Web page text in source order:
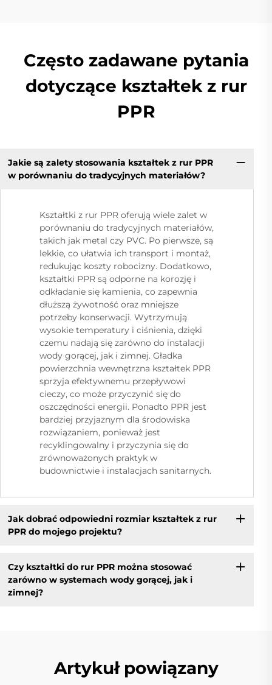
Często zadawane pytania
dotyczące kształtek z rur
PPR
Jakie są zalety stosowania kształtek z rur PPR
w porównaniu do tradycyjnych materiałów?
Kształtki z rur PPR oferują wiele zalet w
porównaniu do tradycyjnych materiałów,
takich jak metal czy PVC. Po pierwsze, są
lekkie, co ułatwia ich transport i montaż,
redukując koszty robocizny. Dodatkowo,
kształtki PPR są odporne na korozję i
odkładanie się kamienia, co zapewnia
dłuższą żywotność oraz mniejsze
potrzeby konserwacji. Wytrzymują
wysokie temperatury i ciśnienia, dzięki
czemu nadają się zarówno do instalacji
wody gorącej, jak i zimnej. Gładka
powierzchnia wewnętrzna kształtek PPR
sprzyja efektywnemu przepływowi
cieczy, co może przyczynić się do
oszczędności energii. Ponadto PPR jest
bardziej przyjaznym dla środowiska
rozwiązaniem, ponieważ jest
recyklingowalny i przyczynia się do
zrównoważonych praktyk w
budownictwie i instalacjach sanitarnych.
Jak dobrać odpowiedni rozmiar kształtek z rur
PPR do mojego projektu?
Czy kształtki do rur PPR można stosować
zarówno w systemach wody gorącej, jak i
zimnej?
Artykuł powiązany